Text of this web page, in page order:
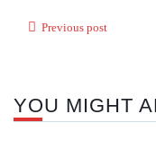
Previous post
YOU MIGHT